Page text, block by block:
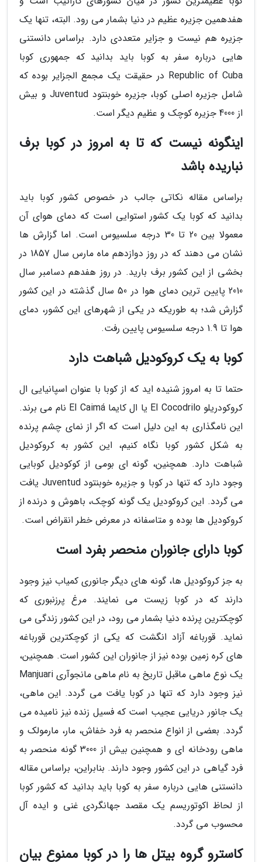
هفدهمین جزیره عظیم در دنیا بشمار می رود. البته، تنها یک
جزیره هم نیست و جزایر متعددی دارد. براساس دانستنی
هایی درباره سفر به کوبا باید بدانید که جمهوری کوبا
Republic of Cuba در حقیقت یک مجمع الجزایر بوده که
شامل جزیره اصلی کوبا، جزیره خوبنتود Juventud و بیش
از 4000 جزیره کوچک و عظیم دیگر است.
اینگونه نیست که تا به امروز در کوبا برف
نباریده باشد
براساس مقاله نکاتی جالب در خصوص کشور کوبا باید
بدانید که کوبا یک کشور استوایی است که دمای هوای آن
معمولا بین 20 تا 30 درجه سلسیوس است. اما گزارش ها
نشان می دهند که در روز دوازدهم ماه مارس سال 1857 در
بخشی از این کشور برف بارید. در روز هفدهم دسامبر سال
2010 پایین ترین دمای هوا در 50 سال گذشته در این کشور
گزارش شد؛ به طوریکه در یکی از شهرهای این کشور، دمای
هوا تا 1.9 درجه سلسیوس پایین رفت.
کوبا به یک کروکودیل شباهت دارد
حتما تا به امروز شنیده اید که از کوبا با عنوان اسپانیایی ال
کروکودریلو El Cocodrilo یا ال کایما El Caimá نام می برند.
این نامگذاری به این دلیل است که اگر از نمای چشم پرنده
به شکل کشور کوبا نگاه کنیم، این کشور به کروکودیل
شباهت دارد. همچنین، گونه ای بومی از کوکودیل کوبایی
وجود دارد که تنها در کوبا و جزیره خوبنتود Juventud یافت
می گردد. این کروکودیل یک گونه کوچک، باهوش و درنده از
کروکودیل ها بوده و متاسفانه در معرض خطر انقراض است.
کوبا دارای جانوران منحصر بفرد است
به جز کروکودیل ها، گونه های دیگر جانوری کمیاب نیز وجود
دارند که در کوبا زیست می نمایند. مرغ پرزنبوری که
کوچکترین پرنده دنیا بشمار می رود، در این کشور زندگی می
نماید. قورباغه آزاد انگشت که یکی از کوچکترین قورباغه
های کره زمین بوده نیز از جانوران این کشور است. همچنین،
یک نوع ماهی ماقبل تاریخ به نام ماهی مانجوآری Manjuari
نیز وجود دارد که تنها در کوبا یافت می گردد. این ماهی،
یک جانور دریایی عجیب است که فسیل زنده نیز نامیده می
گردد. بعضی از انواع منحصر به فرد خفاش، مار، مارمولک و
ماهی رودخانه ای و همچنین بیش از 3000 گونه منحصر به
فرد گیاهی در این کشور وجود دارند. بنابراین، براساس مقاله
دانستنی هایی درباره سفر به کوبا باید بدانید که کشور کوبا
از لحاظ اکوتوریسم یک مقصد جهانگردی غنی و ایده آل
محسوب می گردد.
کاسترو گروه بیتل ها را در کوبا ممنوع بیان